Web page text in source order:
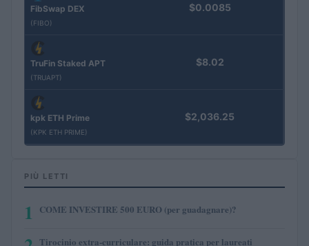
FibSwap DEX
(FIBO)
$0.0085
TruFin Staked APT
(TRUAPT)
$8.02
kpk ETH Prime
(KPK ETH PRIME)
$2,036.25
PIÙ LETTI
1 COME INVESTIRE 500 EURO (per guadagnare)?
Tirocinio extra-curriculare: guida pratica per laureati